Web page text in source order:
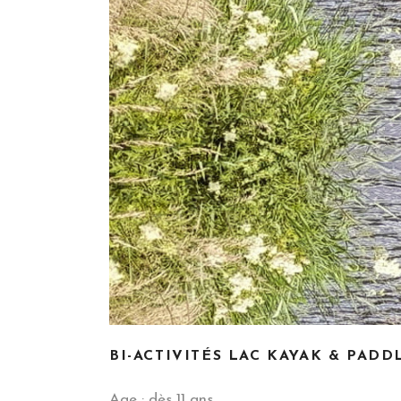
BI-ACTIVITÉS LAC KAYAK &